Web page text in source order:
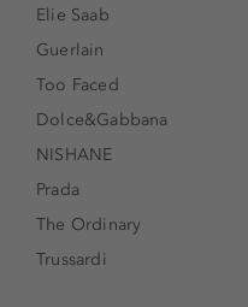
Elie Saab
Guerlain
Too Faced
Dolce&Gabbana
NISHANE
Prada
The Ordinary
Trussardi